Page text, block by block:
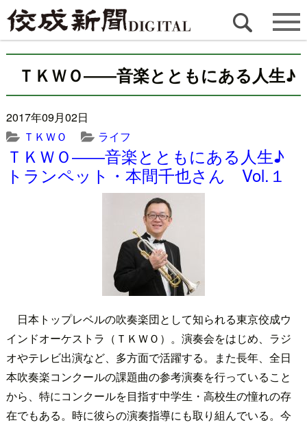
ＴＫＷＯ――音楽とともにある人生♪
2017年09月02日
ＴＫＷＯ
ライフ
ＴＫＷＯ――音楽とともにある人生♪
トランペット・本間千也さん Vol.１
日本トップレベルの吹奏楽団として知られる東京佼成ウ
インドオーケストラ（ＴＫＷＯ）。演奏会をはじめ、ラジ
オやテレビ出演など、多方面で活躍する。また長年、全日
本吹奏楽コンクールの課題曲の参考演奏を行っていること
から、特にコンクールを目指す中学生・高校生の憧れの存
在でもある。時に彼らの演奏指導にも取り組んでいる。今